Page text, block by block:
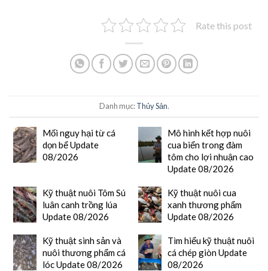
Rate this post
Danh mục:Thủy Sản.
Mối nguy hại từ cá
dọn bể Update
08/2026
Mô hình kết hợp nuôi
cua biển trong đàm
tôm cho lợi nhuận cao
Update 08/2026
Kỹ thuật nuôi Tôm Sú
luân canh trồng lúa
Update 08/2026
Kỹ thuật nuôi cua
xanh thương phẩm
Update 08/2026
Kỹ thuật sinh sản và
nuôi thương phẩm cá
lóc Update 08/2026
Tìm hiểu kỹ thuật nuôi
cá chép giòn Update
08/2026